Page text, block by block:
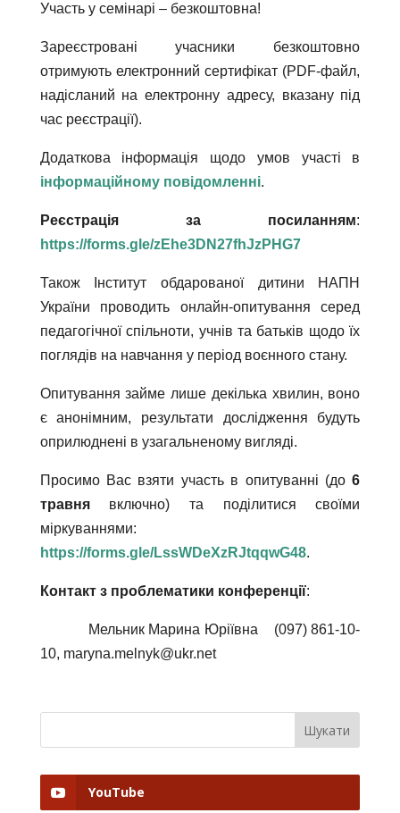
Участь у семінарі – безкоштовна!
Зареєстровані учасники безкоштовно
отримують електронний сертифікат (PDF-файл,
надісланий на електронну адресу, вказану під
час реєстрації).
Додаткова інформація щодо умов участі в
інформаційному повідомленні.
Реєстрація за посиланням:
https://forms.gle/zEhe3DN27fhJzPHG7
Також Інститут обдарованої дитини НАПН
України проводить онлайн-опитування серед
педагогічної спільноти, учнів та батьків щодо їх
поглядів на навчання у період воєнного стану.
Опитування займе лише декілька хвилин, воно
є анонімним, результати дослідження будуть
оприлюднені в узагальненому вигляді.
Просимо Вас взяти участь в опитуванні (до6
травнявключно) та поділитися своїми
міркуваннями:
https://forms.gle/LssWDeXzRJtqqwG48.
Контакт з проблематики конференції:
Мельник Марина Юріївна (097) 861-10-
10, maryna.melnyk@ukr.net
YouTube